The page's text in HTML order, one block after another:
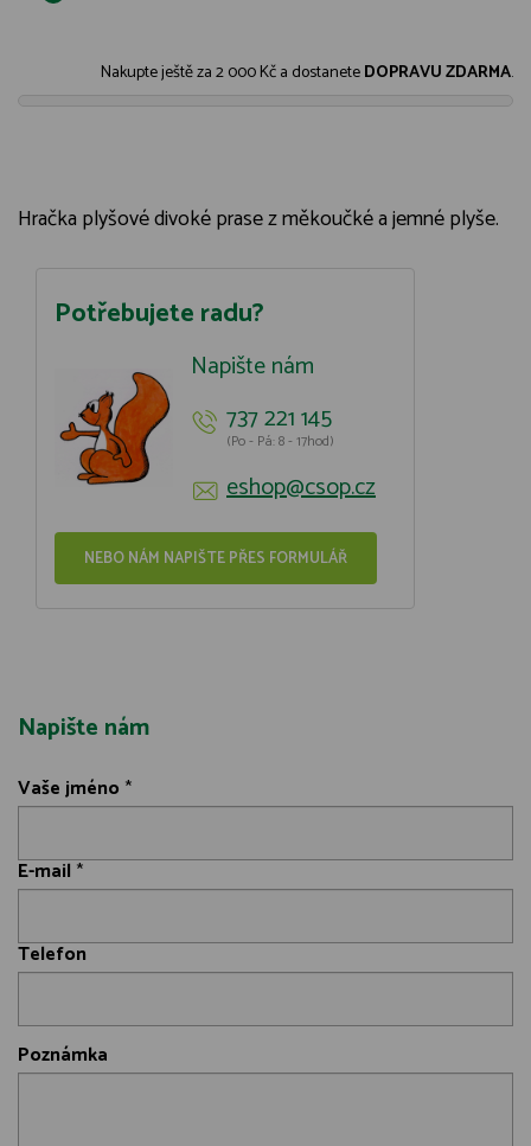
Nakupte ještě za2 000 Kča dostaneteDOPRAVU ZDARMA.
Hračka plyšové divoké prase z měkoučké a jemné plyše.
Potřebujete radu?
Napište nám
737 221 145
(Po - Pá: 8 - 17hod)
eshop@csop.cz
NEBO NÁM NAPIŠTE PŘES FORMULÁŘ
Napište nám
Vaše jméno *
E-mail *
Telefon
Poznámka